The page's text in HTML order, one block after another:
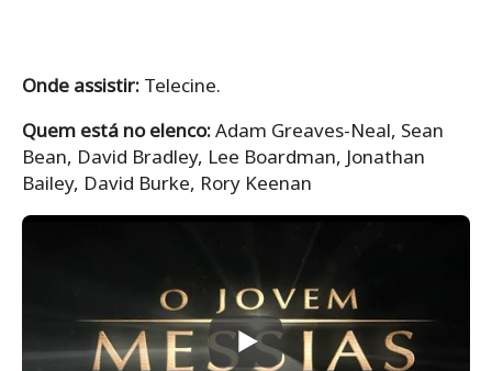
Onde assistir: Telecine.
Quem está no elenco:Adam Greaves-Neal, Sean
Bean, David Bradley, Lee Boardman, Jonathan
Bailey, David Burke, Rory Keenan